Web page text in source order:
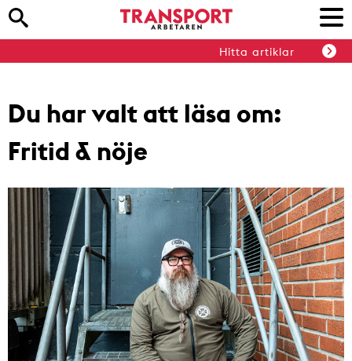
Hitta artiklar
Du har valt att läsa om:
Fritid & nöje